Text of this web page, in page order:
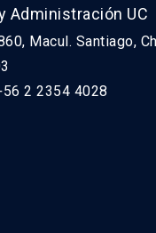
Administración UC
Macul. Santiago,
2 2354 4028